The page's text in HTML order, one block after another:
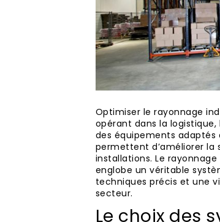
Optimiser le rayonnage
opérant dans la
des équipements adaptés
permettent d’améliorer la
installations. Le
englobe un véritable
techniques précis et une
secteur.
Le choix des